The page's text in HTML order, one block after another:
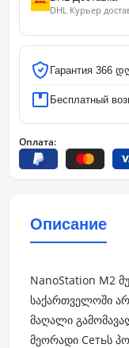
DHL Курьер
Гарантия 366
Бесплатный
Оплата:
Описание
NanoStation M2
საქართველოში არ
მაღალი
მეორადი Сетьს